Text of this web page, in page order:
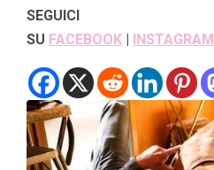
SEGUICI
SU FACEBOOK | INSTAGRAM